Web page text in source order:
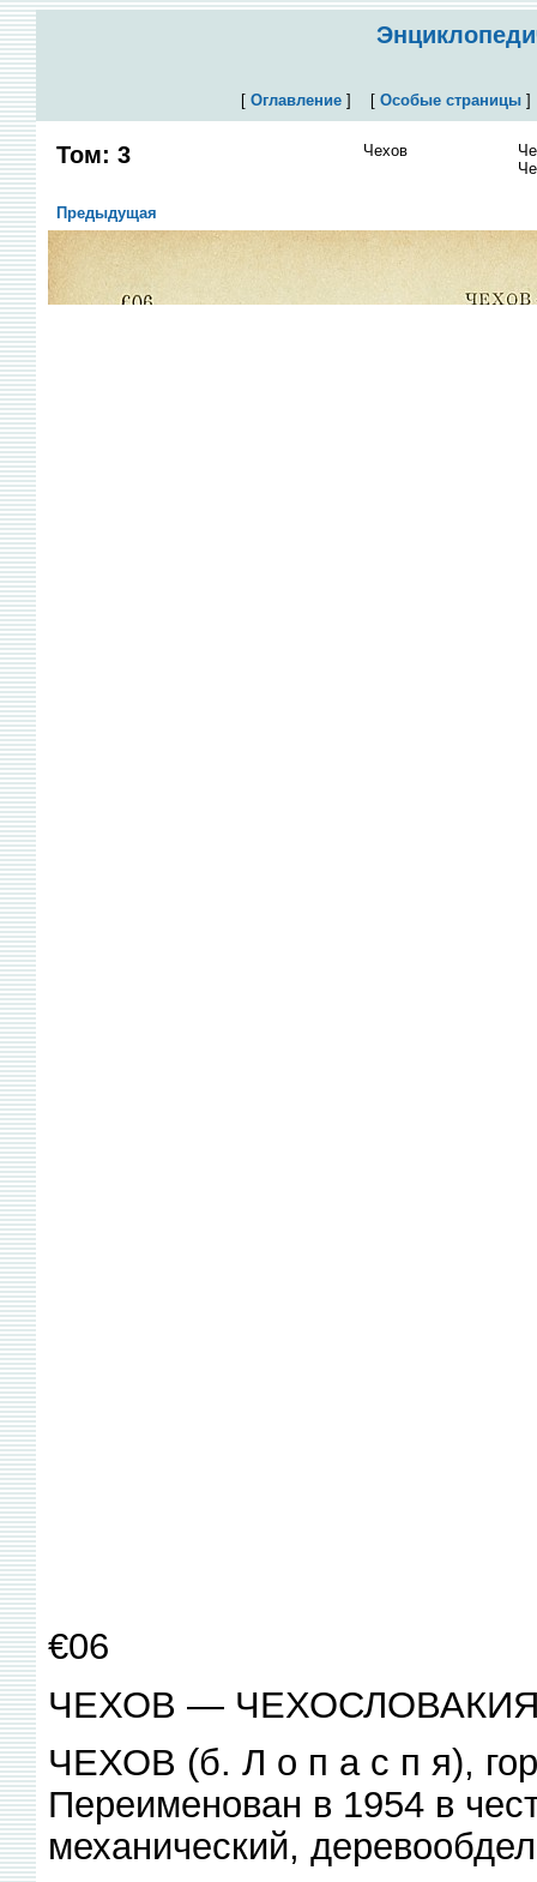
[ Оглавление] [ Особые страницы
Том: 3 Чехов
Предыдущая
€06
ЧЕХОВ —
ЧЕХОВ (б. Л о п а с п я),
Переименован в 1954 в
механический,